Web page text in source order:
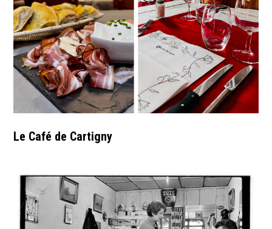
Le Café de Cartigny